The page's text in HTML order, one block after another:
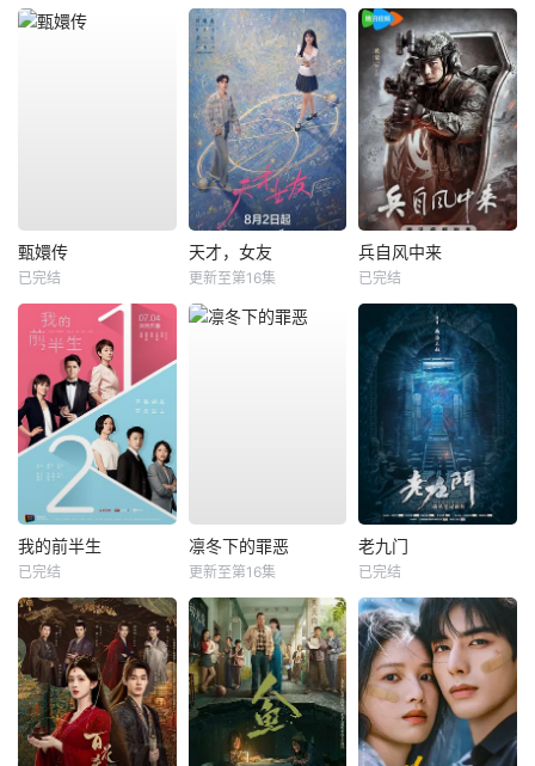
甄嬛传
已完结
天才，女友
更新至第16集
兵自风中来
已完结
我的前半生
已完结
凛冬下的罪恶
更新至第16集
老九门
已完结